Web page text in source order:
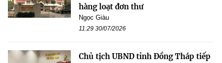
hàng loạt đơn thư
Ngọc Giàu
11:29 30/07/2026
Chủ tịch UBND tỉnh Đồng Tháp tiếp